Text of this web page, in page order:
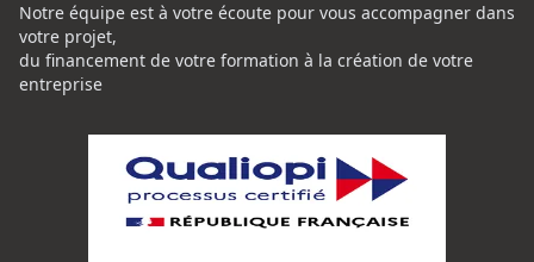
Notre équipe est à votre écoute pour vous accompagner dans
votre projet,
du financement de votre formation à la création de votre
entreprise